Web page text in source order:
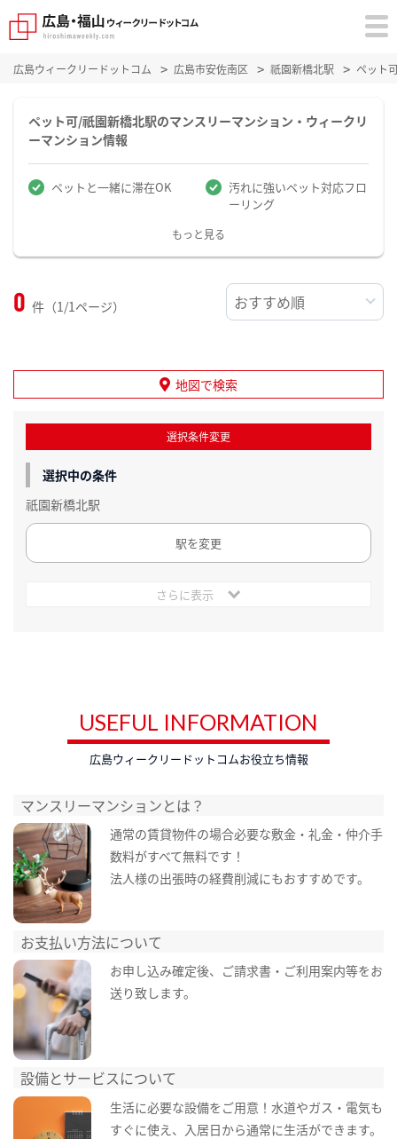
広島ウィークリードットコム 広島市安佐南区 祇園新橋北駅 ペット
ペット可/祇園新橋北駅のマンスリーマンション・ウィークリ
ーマンション情報
ペットと一緒に滞在OK
汚れに強いペット対応フロ
ーリング
もっと見る
0 件（1/1ページ）
地図で検索
選択条件変更
選択中の条件
祇園新橋北駅
駅を変更
さらに表示
USEFUL INFORMATION
広島ウィークリードットコムお役立ち情報
マンスリーマンションとは？
通常の賃貸物件の場合必要な敷金・礼金・仲介手
数料がすべて無料です！
法人様の出張時の経費削減にもおすすめです。
お支払い方法について
お申し込み確定後、ご請求書・ご利用案内等をお
送り致します。
設備とサービスについて
生活に必要な設備をご用意！水道やガス・電気も
すぐに使え、入居日から通常に生活ができます。